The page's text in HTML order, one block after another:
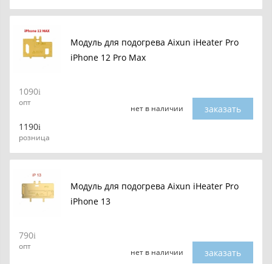
Модуль для подогрева Aixun iHeater Pro
iPhone 12 Pro Max
1090
опт
1190
розница
нет в наличии заказать
Модуль для подогрева Aixun iHeater Pro
iPhone 13
790
опт
нет в наличии заказать